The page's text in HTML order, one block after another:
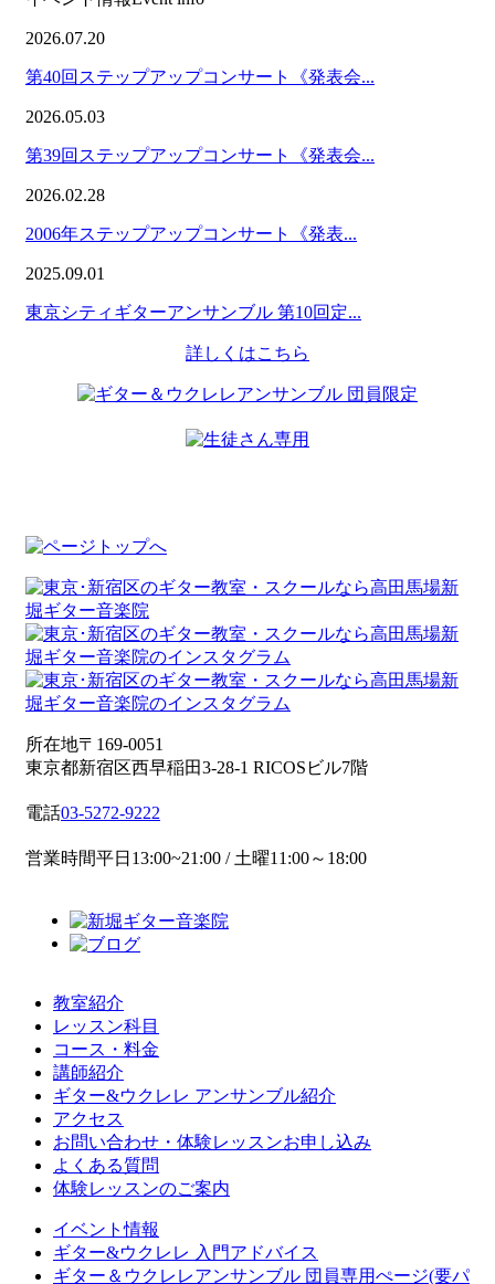
2026.07.20
第40回ステップアップコンサート《発表会...
2026.05.03
第39回ステップアップコンサート《発表会...
2026.02.28
2006年ステップアップコンサート《発表...
2025.09.01
東京シティギターアンサンブル 第10回定...
詳しくはこちら
所在地〒169-0051
東京都新宿区西早稲田3-28-1 RICOSビル7階
電話03-5272-9222
営業時間平日13:00~21:00 / 土曜11:00～18:00
教室紹介
レッスン科目
コース・料金
講師紹介
ギター&ウクレレ アンサンブル紹介
アクセス
お問い合わせ・体験レッスンお申し込み
よくある質問
体験レッスンのご案内
イベント情報
ギター&ウクレレ 入門アドバイス
ギター＆ウクレレアンサンブル 団員専用ぺージ(要パ